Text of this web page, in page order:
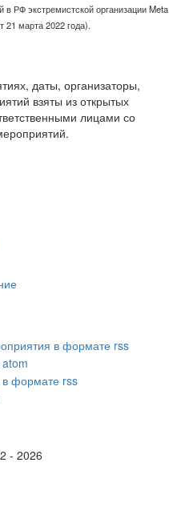
РФ экстремистской организации Meta
21 марта 2022 года).
даты, организаторы,
взяты из открытых
лицами со
- 2026